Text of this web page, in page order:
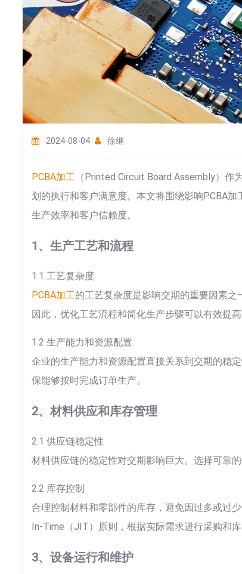
2024-08-04 徐继
PCBA加工 （Printed Circuit Board Assembly）
划的执行和客户满意度。本文将围绕影响PCBA
生产效率和客户信赖度。
1、生产工艺和流程
1.1 工艺复杂度
PCBA加工的工艺复杂度是影响交期的重要因素之
因此，优化工艺流程和简化生产步骤可以有效提高
1.2 生产能力和资源配置
企业的生产能力和资源配置直接关系到交期的稳
保能够按时完成订单生产。
2、材料供应和库存管理
2.1 供应链稳定性
材料供应链的稳定性对交期影响巨大。选择可靠
2.2 库存控制
合理控制材料和零部件的库存，避免因过多或过
In-Time（JIT）原则，根据实际需求进行采购和
3、设备运行和维护